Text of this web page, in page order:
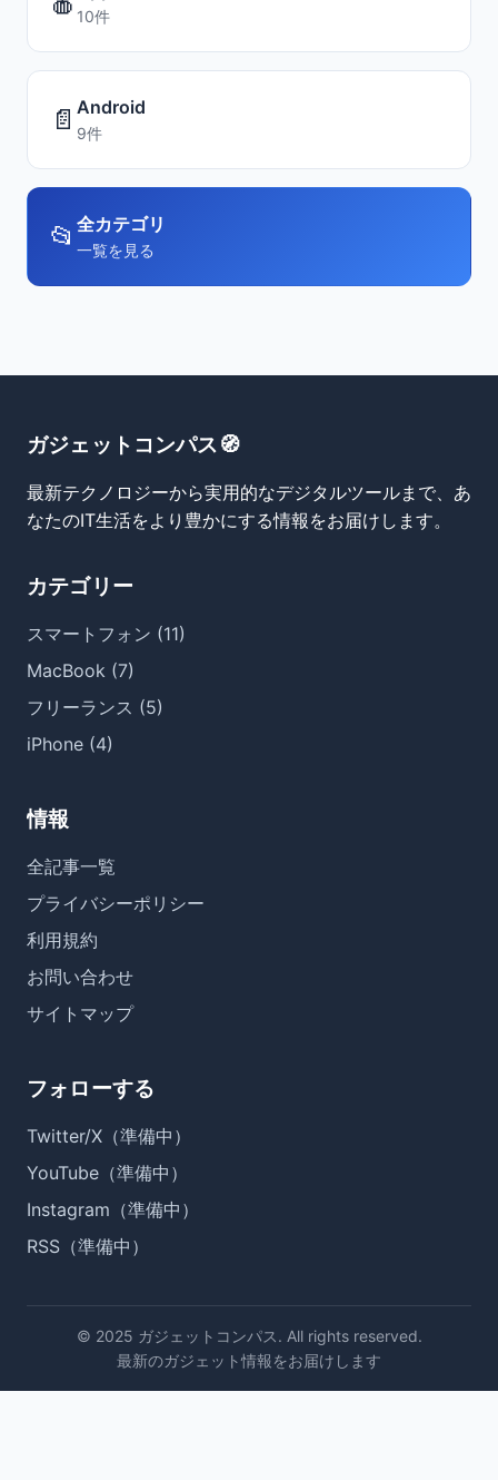
10件
📄 Android
9件
📂 全カテゴリ
一覧を見る
ガジェットコンパス🧭
最新テクノロジーから実用的なデジタルツールまで、あ
なたのIT生活をより豊かにする情報をお届けします。
カテゴリー
スマートフォン (11)
MacBook (7)
フリーランス (5)
iPhone (4)
情報
全記事一覧
プライバシーポリシー
利用規約
お問い合わせ
サイトマップ
フォローする
Twitter/X（準備中）
YouTube（準備中）
Instagram（準備中）
RSS（準備中）
© 2025 ガジェットコンパス. All rights reserved.
最新のガジェット情報をお届けします